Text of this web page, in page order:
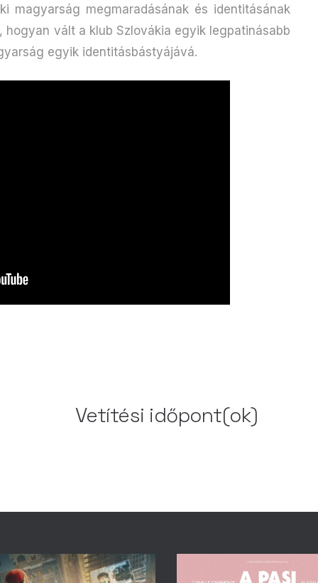
magyarság megmaradásának és identitásának
hogyan vált a klub Szlovákia egyik legpatinásabb
egyik identitásbástyájává.
Vetítési időpont(ok)